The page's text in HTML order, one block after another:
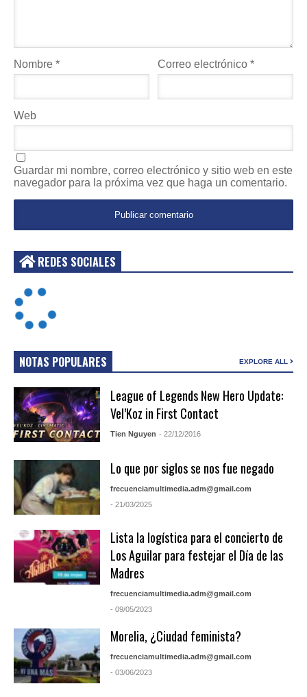
Nombre * Correo electrónico*
Web
Guardar mi nombre, correo electrónico y sitio web en este
navegador para la próxima vez que haga un comentario.
REDES SOCIALES
NOTAS POPULARES EXPLORE ALL
League of Legends New Hero Update:
Vel’Koz in First Contact
Tien Nguyen - 22/12/2016
Lo que por siglos se nos fue negado
frecuenciamultimedia.adm@gmail.com
- 21/03/2025
Lista la logística para el concierto de
Los Aguilar para festejar el Día de las
Madres
frecuenciamultimedia.adm@gmail.com
- 09/05/2023
Morelia, ¿Ciudad feminista?
frecuenciamultimedia.adm@gmail.com
- 03/06/2023